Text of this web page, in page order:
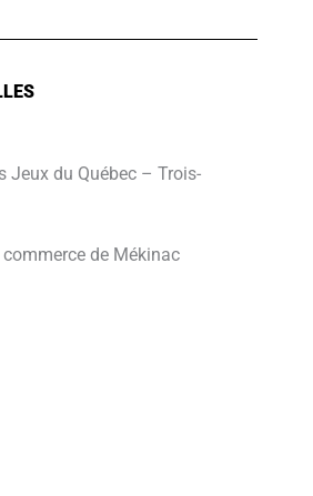
Jeux du Québec – Trois-
de Mékinac